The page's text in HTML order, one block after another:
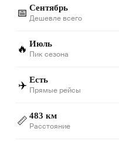
📅 Сентябрь
Дешевле всего
🔥 Июль
Пик сезона
✈️ Есть
Прямые рейсы
📏 483 км
Расстояние